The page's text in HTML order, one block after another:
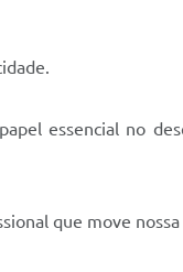
essencial no
que move nossa